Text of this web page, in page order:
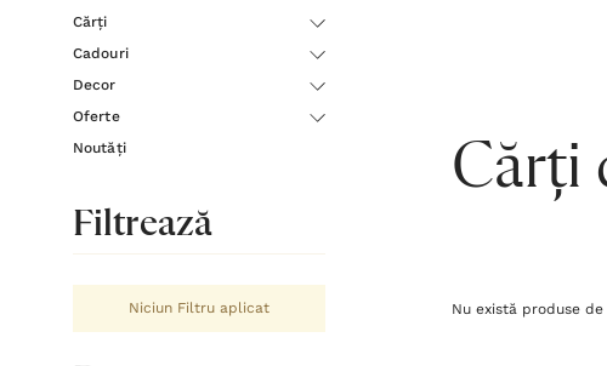
Cărți
Cadouri
Decor
Oferte
Noutăți
Filtrează
Niciun Filtru aplicat
Cărți
Nu există produse